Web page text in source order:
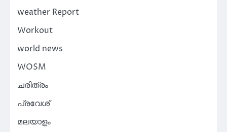
weather Report
Workout
world news
WOSM
ചരിത്രം
പ്രവേശ്
മലയാളം